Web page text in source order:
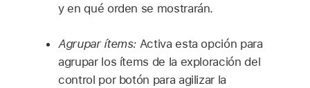
y en qué orden se mostrarán.
Agrupar ítems: Activa esta opción para
agrupar los ítems de la exploración del
control por botón para agilizar la